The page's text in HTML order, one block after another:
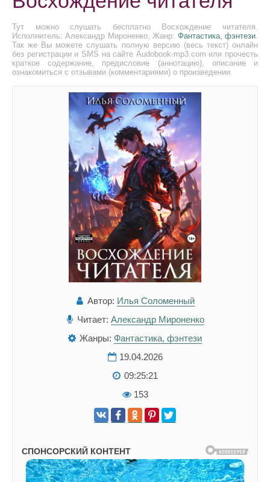
Тут можно слушать бесплатно Восхождение читателя.
Исполнитель: Александр Мироненко, Жанр: Фантастика, фэнтези.
Так же Вы можете слушать полную версию (весь текст) онлайн
без регистрации и SMS на сайте Audobook-mp3.com или прочесть
краткое содержание, предисловие (аннотацию), описание и
ознакомиться с отзывами (комментариями) о произведении.
Автор: Илья Соломенный
Читает: Александр Мироненко
Жанры: Фантастика, фэнтези
19.04.2026
09:25:21
153